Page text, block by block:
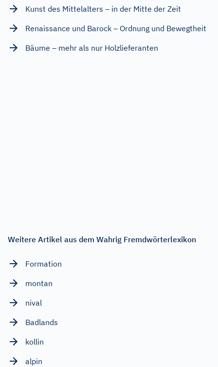
Kunst des Mittelalters – in der Mitte der Zeit
Renaissance und Barock – Ordnung und Bewegtheit
Bäume – mehr als nur Holzlieferanten
Weitere Artikel aus dem Wahrig Fremdwörterlexikon
Formation
montan
nival
Badlands
kollin
alpin